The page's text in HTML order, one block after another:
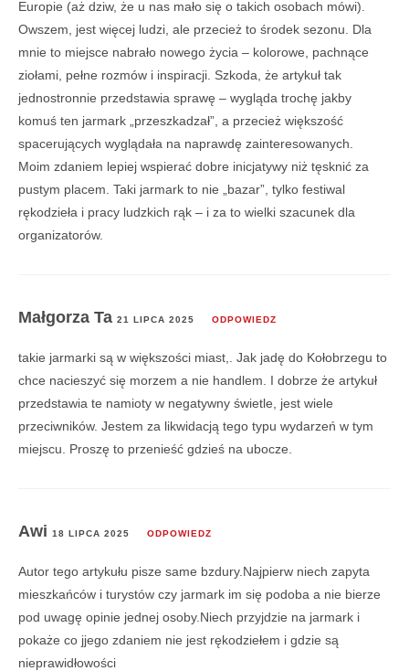
Europie (aż dziw, że u nas mało się o takich osobach mówi).
Owszem, jest więcej ludzi, ale przecież to środek sezonu. Dla
mnie to miejsce nabrało nowego życia – kolorowe, pachnące
ziołami, pełne rozmów i inspiracji. Szkoda, że artykuł tak
jednostronnie przedstawia sprawę – wygląda trochę jakby
komuś ten jarmark „przeszkadzał”, a przecież większość
spacerujących wyglądała na naprawdę zainteresowanych.
Moim zdaniem lepiej wspierać dobre inicjatywy niż tęsknić za
pustym placem. Taki jarmark to nie „bazar”, tylko festiwal
rękodzieła i pracy ludzkich rąk – i za to wielki szacunek dla
organizatorów.
Małgorza Ta 21 LIPCA 2025 ODPOWIEDZ
takie jarmarki są w większości miast,. Jak jadę do Kołobrzegu to
chce nacieszyć się morzem a nie handlem. I dobrze że artykuł
przedstawia te namioty w negatywny świetle, jest wiele
przeciwników. Jestem za likwidacją tego typu wydarzeń w tym
miejscu. Proszę to przenieść gdzieś na ubocze.
Awi 18 LIPCA 2025 ODPOWIEDZ
Autor tego artykułu pisze same bzdury.Najpierw niech zapyta
mieszkańców i turystów czy jarmark im się podoba a nie bierze
pod uwagę opinie jednej osoby.Niech przyjdzie na jarmark i
pokaże co jjego zdaniem nie jest rękodziełem i gdzie są
nieprawidłowości